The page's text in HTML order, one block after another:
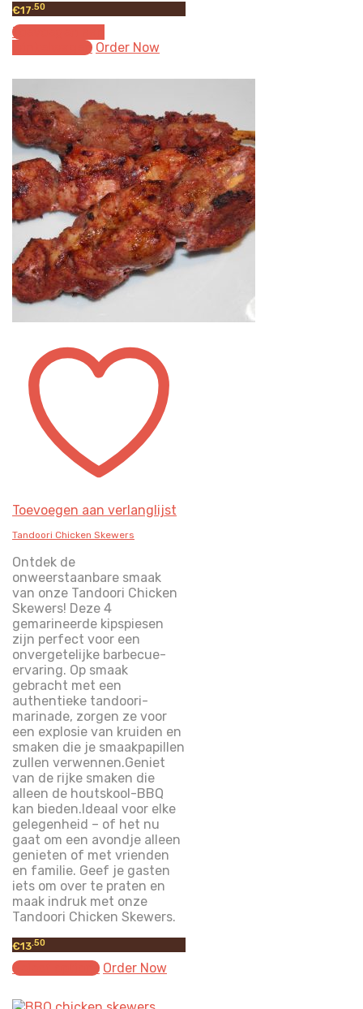
€17 .50
Toevoegen aan
winkelwagen Order Now
Toevoegen aan verlanglijst
Tandoori Chicken Skewers
Ontdek de
onweerstaanbare smaak
van onze Tandoori Chicken
Skewers! Deze 4
gemarineerde kipspiesen
zijn perfect voor een
onvergetelijke barbecue-
ervaring. Op smaak
gebracht met een
authentieke tandoori-
marinade, zorgen ze voor
een explosie van kruiden en
smaken die je smaakpapillen
zullen verwennen.Geniet
van de rijke smaken die
alleen de houtskool-BBQ
kan bieden.Ideaal voor elke
gelegenheid – of het nu
gaat om een avondje alleen
genieten of met vrienden
en familie. Geef je gasten
iets om over te praten en
maak indruk met onze
Tandoori Chicken Skewers.
€13.50
Select options Order Now